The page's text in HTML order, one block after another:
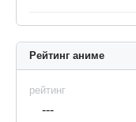
Рейтинг аниме
рейтинг
---